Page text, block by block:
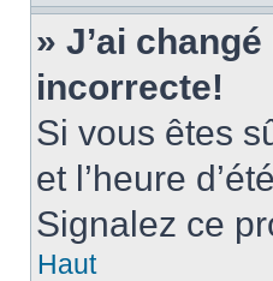
» J’ai
incorrecte!
Si vous êtes
et l’heure
Signalez ce
Haut